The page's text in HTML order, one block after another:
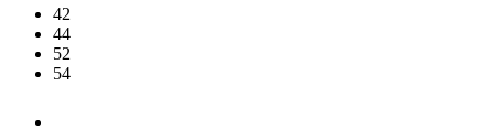
42
44
52
54